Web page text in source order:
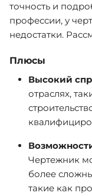
точность и
профессии, у
недостатки.
Плюсы
Высокий
отраслях,
Чертежник
более
такие как